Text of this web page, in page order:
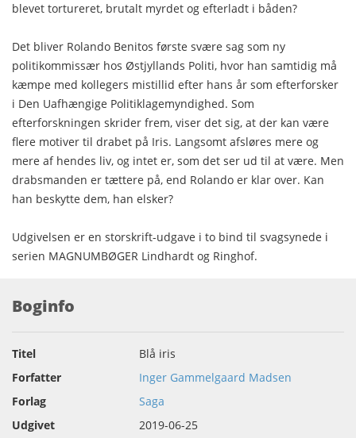
blevet tortureret, brutalt myrdet og efterladt i båden?
Det bliver Rolando Benitos første svære sag som ny
politikommissær hos Østjyllands Politi, hvor han samtidig må
kæmpe med kollegers mistillid efter hans år som efterforsker
i Den Uafhængige Politiklagemyndighed. Som
efterforskningen skrider frem, viser det sig, at der kan være
flere motiver til drabet på Iris. Langsomt afsløres mere og
mere af hendes liv, og intet er, som det ser ud til at være. Men
drabsmanden er tættere på, end Rolando er klar over. Kan
han beskytte dem, han elsker?
Udgivelsen er en storskrift-udgave i to bind til svagsynede i
serien MAGNUMBØGER Lindhardt og Ringhof.
Boginfo
Titel
Blå iris
Forfatter
Inger Gammelgaard Madsen
Forlag
Saga
Udgivet
2019-06-25